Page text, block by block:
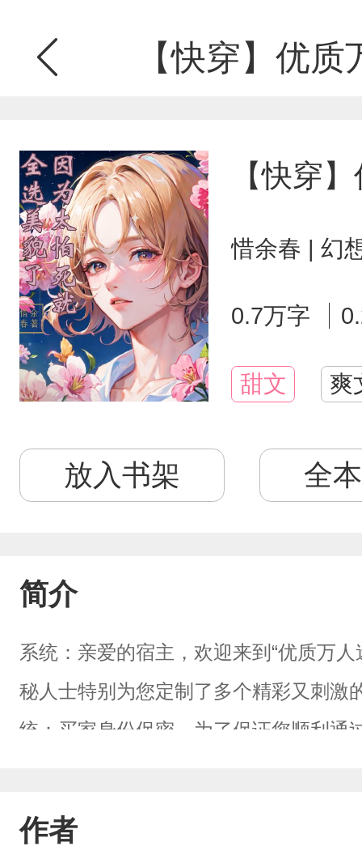
【快穿】优
【快穿
惜余春 | 幻
0.7万字
甜文 爽
放入书架 全
简介
系统：亲爱的宿主，欢迎来到“优质万
秘人士特别为您定制了多个精彩又刺激
统：买家身份保密。为了保证您顺利通
黑皮直男体育攻VS自带体香纯情小可
作者